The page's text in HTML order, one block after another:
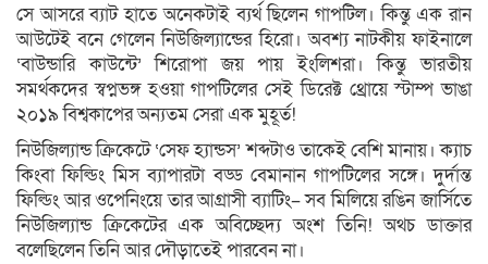
সে আসরে ব্যাট হাতে অনেকটাই ব্যর্থ ছিলেন গাপটিল। কিন্তু এক রান
আউটেই বনে গেলেন নিউজিল্যান্ডের হিরো। অবশ্য নাটকীয় ফাইনালে
‘বাউন্ডারি কাউন্টে’ শিরোপা জয় পায় ইংলিশরা। কিন্তু ভারতীয়
সমর্থকদের স্বপ্নভঙ্গ হওয়া গাপটিলের সেই ডিরেক্ট থ্রোয়ে স্টাম্প ভাঙা
২০১৯ বিশ্বকাপের অন্যতম সেরা এক মুহূর্ত!
নিউজিল্যান্ড ক্রিকেটে ‘সেফ হ্যান্ডস’ শব্দটাও তাকেই বেশি মানায়। ক্যাচ
কিংবা ফিল্ডিং মিস ব্যাপারটা বড্ড বেমানান গাপটিলের সঙ্গে। দুর্দান্ত
ফিল্ডিং আর ওপেনিংয়ে তার আগ্রাসী ব্যাটিং– সব মিলিয়ে রঙিন জার্সিতে
নিউজিল্যান্ড ক্রিকেটের এক অবিচ্ছেদ্য অংশ তিনি! অথচ ডাক্তার
বলেছিলেন তিনি আর দৌড়াতেই পারবেন না।